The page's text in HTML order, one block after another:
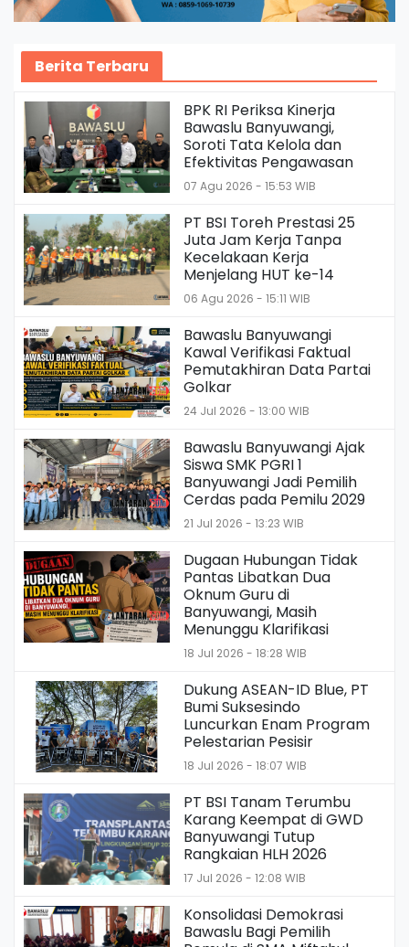
Berita Terbaru
BPK RI Periksa Kinerja
Bawaslu Banyuwangi,
Soroti Tata Kelola dan
Efektivitas Pengawasan
07 Agu 2026 - 15:53 WIB
PT BSI Toreh Prestasi 25
Juta Jam Kerja Tanpa
Kecelakaan Kerja
Menjelang HUT ke-14
06 Agu 2026 - 15:11 WIB
Bawaslu Banyuwangi
Kawal Verifikasi Faktual
Pemutakhiran Data Partai
Golkar
24 Jul 2026 - 13:00 WIB
Bawaslu Banyuwangi Ajak
Siswa SMK PGRI 1
Banyuwangi Jadi Pemilih
Cerdas pada Pemilu 2029
21 Jul 2026 - 13:23 WIB
Dugaan Hubungan Tidak
Pantas Libatkan Dua
Oknum Guru di
Banyuwangi, Masih
Menunggu Klarifikasi
18 Jul 2026 - 18:28 WIB
Dukung ASEAN-ID Blue, PT
Bumi Suksesindo
Luncurkan Enam Program
Pelestarian Pesisir
18 Jul 2026 - 18:07 WIB
PT BSI Tanam Terumbu
Karang Keempat di GWD
Banyuwangi Tutup
Rangkaian HLH 2026
17 Jul 2026 - 12:08 WIB
Konsolidasi Demokrasi
Bawaslu Bagi Pemilih